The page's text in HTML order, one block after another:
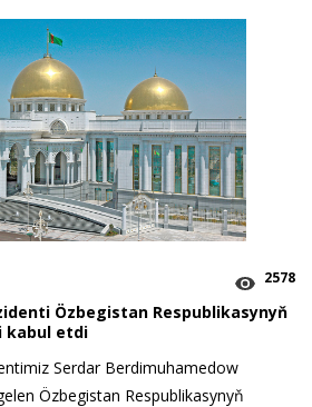
2578
Özbegistan Respublikasynyň
kabul etdi
Serdar Berdimuhamedow
Özbegistan Respublikasynyň